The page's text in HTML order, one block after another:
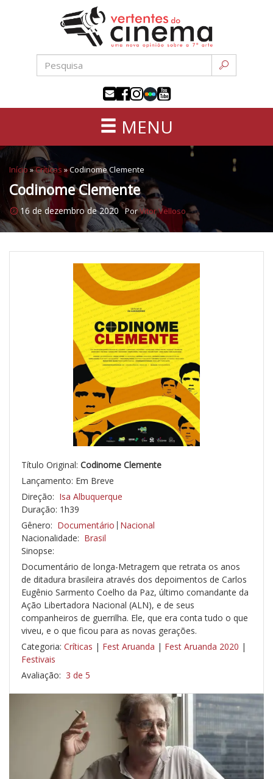
conteúdo
sétima
MENU
Início »Críticas »Codinome Clemente
Codinome Clemente
16 de dezembro de 2020 PorVitor Velloso
Título Original: Codinome Clemente
Lançamento: Em Breve
Direção: Isa Albuquerque
Duração: 1h39
Gênero: Documentário Nacional
Nacionalidade: Brasil
Sinopse:
Documentário de longa-Metragem que retrata os anos
de ditadura brasileira através dos depoimentos de Carlos
Eugênio Sarmento Coelho da Paz, último comandante da
Ação Libertadora Nacional (ALN), e de seus
companheiros de guerrilha. Ele, que era conta tudo o que
viveu, e o que ficou para as novas gerações.
Categoria: Críticas | Fest Aruanda | Fest Aruanda 2020 |
Festivais
Avaliação: 3 de 5